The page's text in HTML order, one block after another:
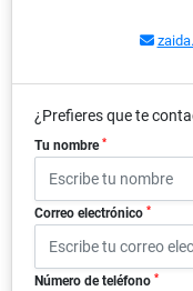
¿Prefieres que te
Tu nombre *
Correo electrónico *
Número de teléfono *